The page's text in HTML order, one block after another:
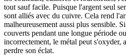
tout sauf facile. Puisque l'argent seul
sont alliés avec du cuivre. Cela rend
malheureusement aussi plus sensible.
couverts pendant une longue période
incorrectement, le métal peut s'oxyder,
perdre son éclat.